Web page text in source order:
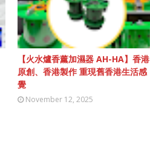
【火水爐香薰加濕器 AH-HA】香港
原創、香港製作 重現舊香港生活感
覺
November 12, 2025